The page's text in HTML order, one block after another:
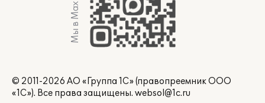
Мы в Max
© 2011-2026 АО «Группа 1С» (правопреемник ООО
«1С»). Все права защищены. websol@1c.ru